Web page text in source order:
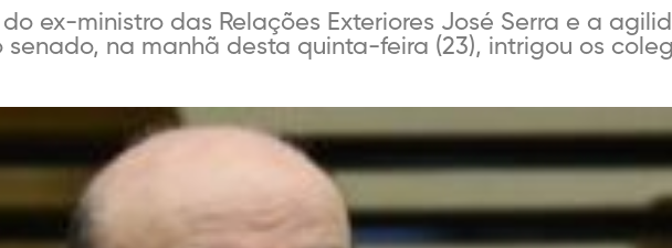
ex-ministro das Relações Exteriores José Serra e a
na manhã desta quinta-feira (23), intrigou os